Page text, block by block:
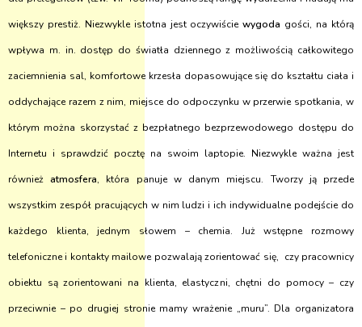
większy prestiż. Niezwykle istotna jest oczywiściewygoda gości, na którą
wpływa m. in. dostęp do światła dziennego z możliwością całkowitego
zaciemnienia sal, komfortowe krzesła dopasowujące się do kształtu ciała i
oddychające razem z nim, miejsce do odpoczynku w przerwie spotkania, w
którym można skorzystać z bezpłatnego bezprzewodowego dostępu do
Internetu i sprawdzić pocztę na swoim laptopie. Niezwykle ważna jest
równieżatmosfera, która panuje w danym miejscu. Tworzy ją przede
wszystkim zespół pracujących w nim ludzi i ich indywidualne podejście do
każdego klienta, jednym słowem – chemia. Już wstępne rozmowy
telefoniczne i kontakty mailowe pozwalają zorientować się, czy pracownicy
obiektu są zorientowani na klienta, elastyczni, chętni do pomocy – czy
przeciwnie – po drugiej stronie mamy wrażenie „muru”. Dla organizatora